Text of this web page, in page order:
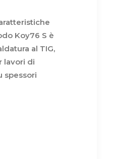
Koy76 S è
al TIG,
lavori di
spessori